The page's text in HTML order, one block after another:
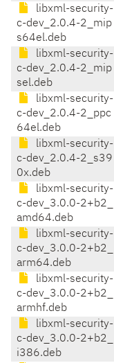
libxml-security-
c-dev_2.0.4-2_mip
s64el.deb
libxml-security-
c-dev_2.0.4-2_mip
sel.deb
libxml-security-
c-dev_2.0.4-2_ppc
64el.deb
libxml-security-
c-dev_2.0.4-2_s39
0x.deb
libxml-security-
c-dev_3.0.0-2+b2_
amd64.deb
libxml-security-
c-dev_3.0.0-2+b2_
arm64.deb
libxml-security-
c-dev_3.0.0-2+b2_
armhf.deb
libxml-security-
c-dev_3.0.0-2+b2_
i386.deb